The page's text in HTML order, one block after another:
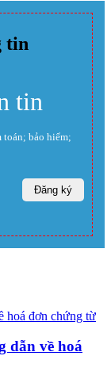
tin
tin
toán; bảo hiểm;
dẫn về hoá